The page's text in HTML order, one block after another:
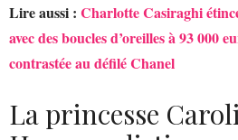
Lire aussi : Charlotte Casiraghi
avec des boucles d’oreilles à 93 000
contrastée au défilé Chanel
La princesse